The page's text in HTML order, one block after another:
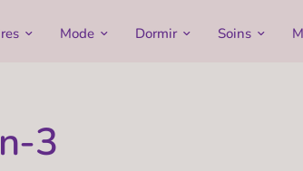
Mode Dormir Soins
3